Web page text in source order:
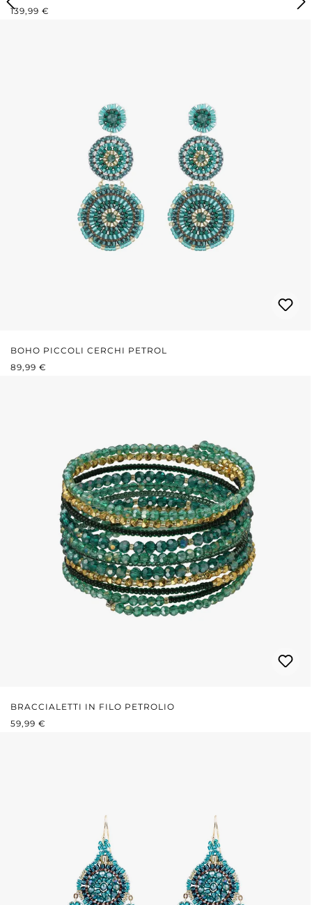
PREZZO NORMALE:
139,99 €
BOHO PICCOLI CERCHI PETROL
PREZZO NORMALE:
89,99 €
BRACCIALETTI IN FILO PETROLIO
PREZZO NORMALE:
59,99 €